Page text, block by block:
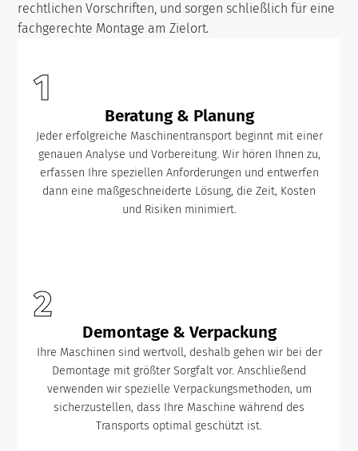
rechtlichen Vorschriften, und sorgen schließlich für eine
fachgerechte Montage am Zielort.
1
Beratung & Planung
Jeder erfolgreiche Maschinentransport beginnt mit einer
genauen Analyse und Vorbereitung. Wir hören Ihnen zu,
erfassen Ihre speziellen Anforderungen und entwerfen
dann eine maßgeschneiderte Lösung, die Zeit, Kosten
und Risiken minimiert.
2
Demontage & Verpackung
Ihre Maschinen sind wertvoll, deshalb gehen wir bei der
Demontage mit größter Sorgfalt vor. Anschließend
verwenden wir spezielle Verpackungsmethoden, um
sicherzustellen, dass Ihre Maschine während des
Transports optimal geschützt ist.